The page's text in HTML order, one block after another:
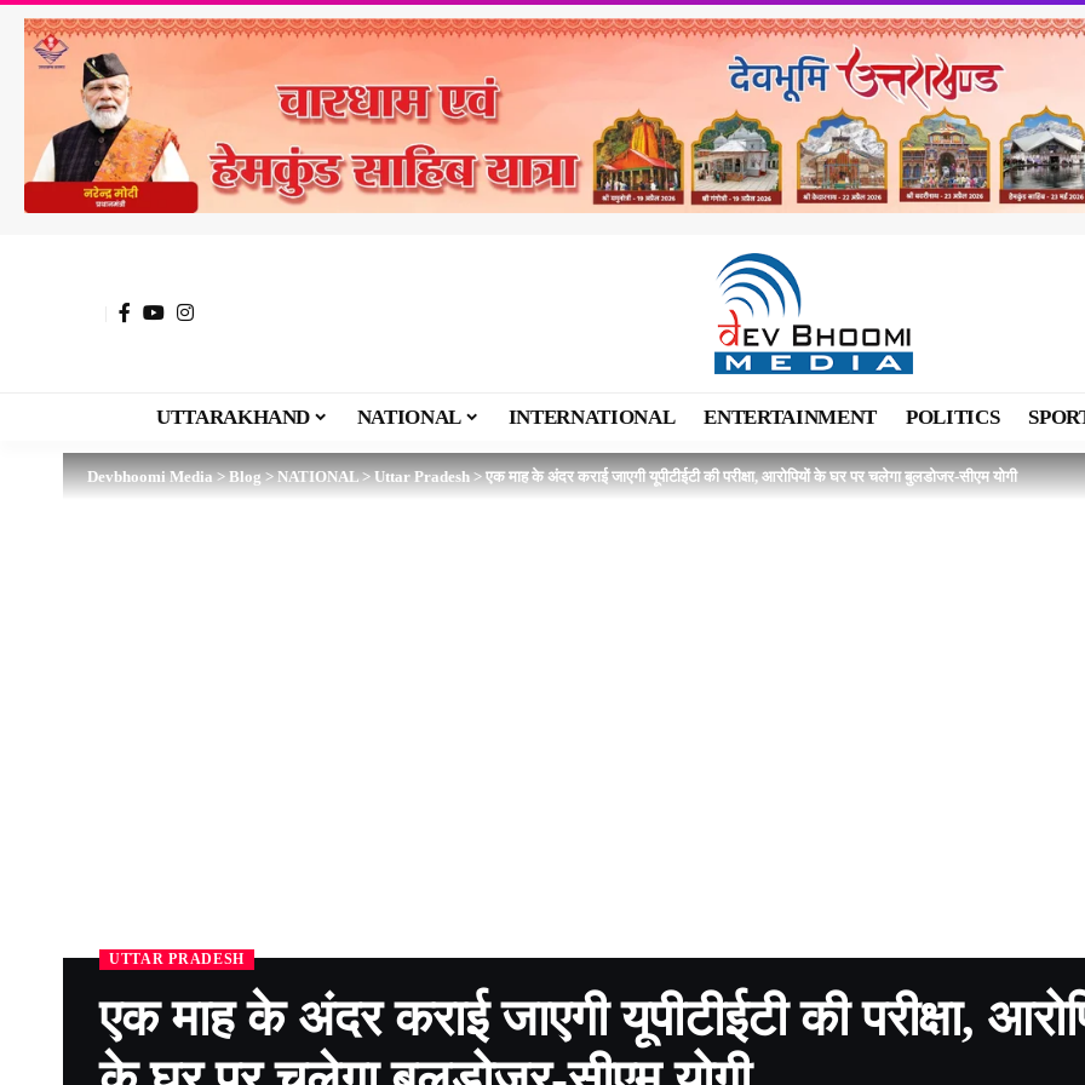
UTTARAKHAND NATIONAL INTERNATIONAL ENTERTAINMENT POLITICS
Devbhoomi Media>Blog>NATIONAL>Uttar Pradesh>एक माह के अंदर कराई जाएगी यूपीटीईटी की परीक्षा, आरोपियों के घर पर चलेगा बुलडोजर-सीएम योगी
UTTAR PRADESH
एक माह के अंदर कराई जाएगी यूपीटीईटी की परीक्षा,